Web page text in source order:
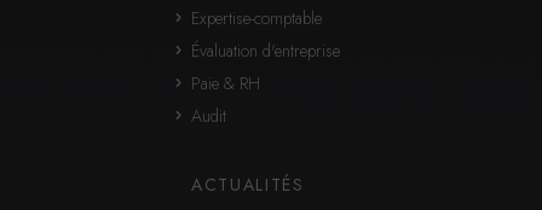
Expertise-comptable
Évaluation d'entreprise
Paie & RH
Audit
ACTUALITÉS